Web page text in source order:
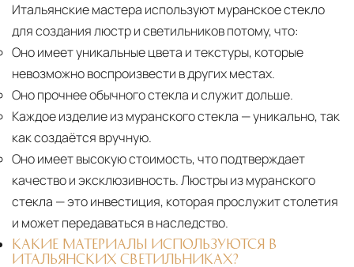
Итальянские мастера используют муранское стекло
для создания люстр и светильников потому, что:
Оно имеет уникальные цвета и текстуры, которые
невозможно воспроизвести в других местах.
Оно прочнее обычного стекла и служит дольше.
Каждое изделие из муранского стекла — уникально, так
как создаётся вручную.
Оно имеет высокую стоимость, что подтверждает
качество и эксклюзивность. Люстры из муранского
стекла — это инвестиция, которая прослужит столетия
и может передаваться в наследство.
КАКИЕ МАТЕРИАЛЫ ИСПОЛЬЗУЮТСЯ В
ИТАЛЬЯНСКИХ СВЕТИЛЬНИКАХ?